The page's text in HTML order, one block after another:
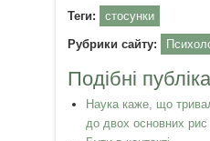
Теги: стосунки
Рубрики сайту:
Подібні
Наука каже, що
до двох основних рис